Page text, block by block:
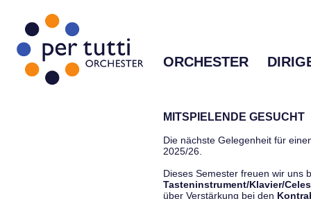
ORCHESTER
MITSPIELENDE GESUCHT
Die nächste Gelegenheit für
2025/26.
Dieses Semester freuen wir uns
Tasteninstrument/Klavier/
über Verstärkung bei den